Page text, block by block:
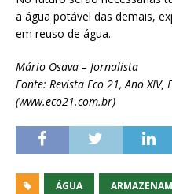
a água potável das demais,
em reuso de água.
Mário Osava – Jornalista
Fonte: Revista Eco 21, Ano
(www.eco21.com.br)
ÁGUA